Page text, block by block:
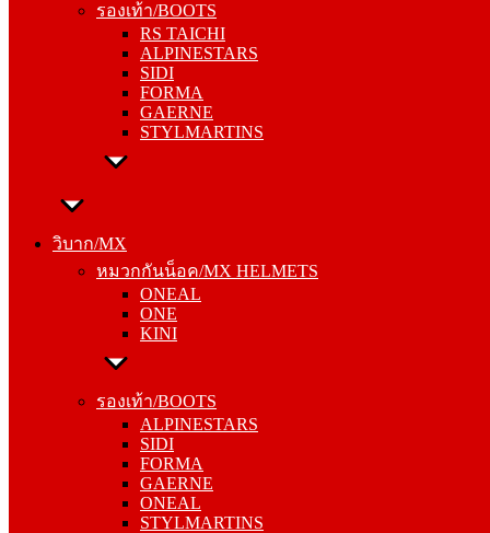
รองเท้า/BOOTS
RS TAICHI
ALPINESTARS
SIDI
FORMA
GAERNE
STYLMARTINS
วิบาก/MX
หมวกกันน็อค/MX HELMETS
ONEAL
ONE
KINI
รองเท้า/BOOTS
ALPINESTARS
SIDI
FORMA
GAERNE
ONEAL
STYLMARTINS
ALPINESTARS
SIDI
FORMA
GAERNE
STYLMARTINS
วิบาก/MX
ONE
KINI
รองเท้า/BOOTS
SIDI
FORMA
GAERNE
ONEAL
STYLMARTINS